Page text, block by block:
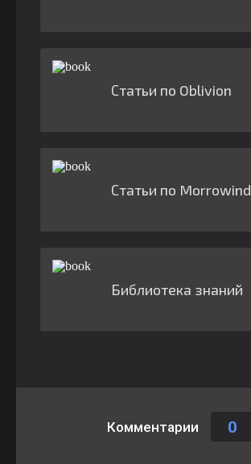
Статьи по Oblivion
Статьи по Morrowind
Библиотека знаний
Комментарии 0